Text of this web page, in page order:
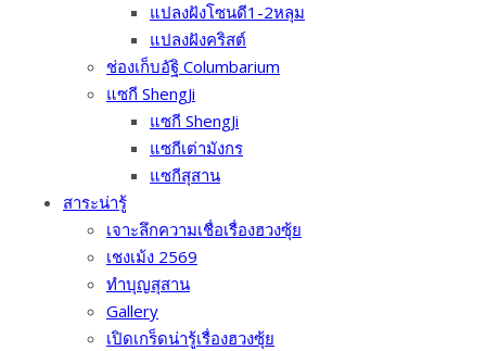
แปลงฝังโซนดี1-2หลุม
แปลงฝังคริสต์
ช่องเก็บอัฐิ Columbarium
แซกี ShengJi
แซกี ShengJi
แซกีเต่ามังกร
แซกีสุสาน
สาระน่ารู้
เจาะลึกความเชื่อเรื่องฮวงซุ้ย
เชงเม้ง 2569
ทำบุญสุสาน
Gallery
เปิดเกร็ดน่ารู้เรื่องฮวงซุ้ย